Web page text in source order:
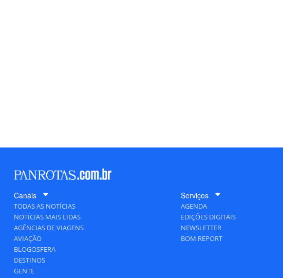
Canais
TODAS AS NOTÍCIAS
NOTÍCIAS MAIS LIDAS
AGÊNCIAS DE VIAGENS
AVIAÇÃO
BLOGOSFERA
DESTINOS
GENTE
Serviços
AGENDA
EDIÇÕES DIGITAIS
NEWSLETTER
BOM REPORT